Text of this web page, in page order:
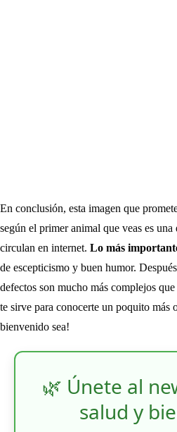
En conclusión, esta imagen que
según el primer animal que veas es
circulan en internet. Lo más
de escepticismo y buen humor.
defectos son mucho más complejos
te sirve para conocerte un poquito más
bienvenido sea!
🌿 Únete al
salud y